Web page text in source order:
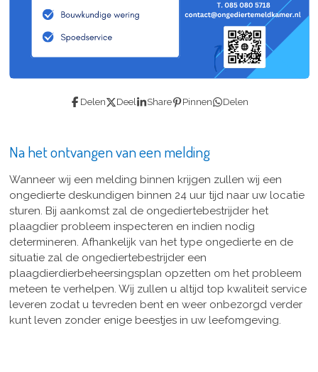
Delen Deel Share Pinnen Delen
Na het ontvangen van een melding
Wanneer wij een melding binnen krijgen zullen wij een
ongedierte deskundigen binnen 24 uur tijd naar uw locatie
sturen. Bij aankomst zal de ongediertebestrijder het
plaagdier probleem inspecteren en indien nodig
determineren. Afhankelijk van het type ongedierte en de
situatie zal de ongediertebestrijder een
plaagdierdierbeheersingsplan opzetten om het probleem
meteen te verhelpen. Wij zullen u altijd top kwaliteit service
leveren zodat u tevreden bent en weer onbezorgd verder
kunt leven zonder enige beestjes in uw leefomgeving.